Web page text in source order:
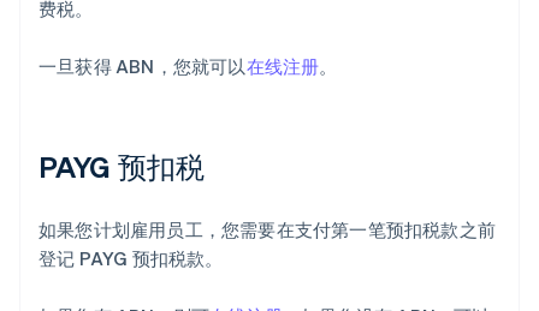
费税。
一旦获得 ABN，您就可以在线注册。
PAYG 预扣税
如果您计划雇用员工，您需要在支付第一笔预扣税款之前
登记 PAYG 预扣税款。